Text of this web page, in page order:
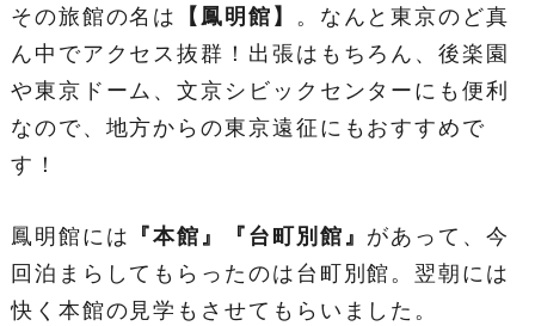
その旅館の名は 【鳳明館】 。なんと東京のど真
ん中でアクセス抜群！出張はもちろん、後楽園
や東京ドーム、文京シビックセンターにも便利
なので、地方からの東京遠征にもおすすめで
す！
鳳明館には 『本館』『台町別館』 があって、今
回泊まらしてもらったのは台町別館。翌朝には
快く本館の見学もさせてもらいました。